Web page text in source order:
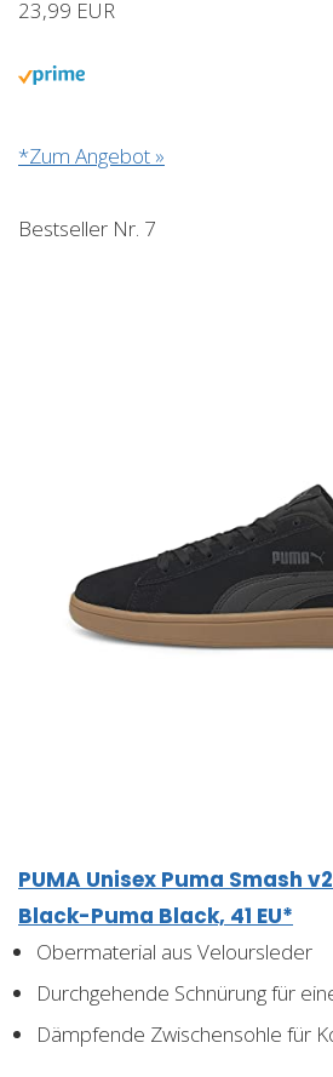
23,99 EUR
*Zum Angebot »
Bestseller Nr. 7
PUMA Unisex Puma Smash
Black-Puma Black, 41 EU*
Obermaterial aus Veloursleder
Durchgehende Schnürung für
Dämpfende Zwischensohle für